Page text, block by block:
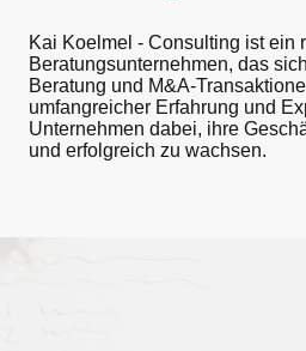
Kai Koelmel - Consulting ist ein
Beratungsunternehmen, das
Beratung und M&A-
umfangreicher Erfahrung und
Unternehmen dabei, ihre
und erfolgreich zu wachsen.